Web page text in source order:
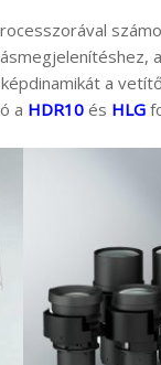
a
a HDR10 és HLG